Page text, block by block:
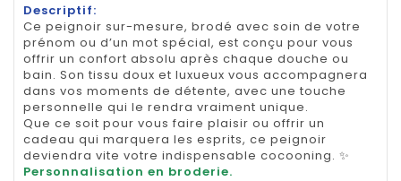
Descriptif:
Ce peignoir sur-mesure, brodé avec soin de votre
prénom ou d’un mot spécial, est conçu pour vous
offrir un confort absolu après chaque douche ou
bain. Son tissu doux et luxueux vous accompagnera
dans vos moments de détente, avec une touche
personnelle qui le rendra vraiment unique.
Que ce soit pour vous faire plaisir ou offrir un
cadeau qui marquera les esprits, ce peignoir
deviendra vite votre indispensable cocooning. ✨
Personnalisation en broderie.